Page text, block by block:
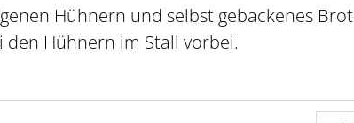
Hühnern und selbst gebackenes Brot
den Hühnern im Stall vorbei.